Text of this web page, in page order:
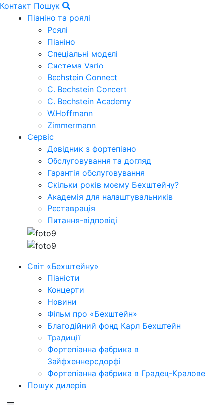
Контакт Пошук
Піаніно та роялі
Роялі
Піаніно
Спеціальні моделі
Система Vario
Bechstein Connect
C. Bechstein Concert
C. Bechstein Academy
W.Hoffmann
Zimmermann
Сервіс
Довідник з фортепіано
Обслуговування та догляд
Гарантія обслуговування
Скільки років моєму Бехштейну?
Академія для налаштувальників
Реставрація
Питання-відповіді
Світ «Бехштейну»
Піаністи
Концерти
Новини
Фільм про «Бехштейн»
Благодійний фонд Карл Бехштейн
Традиції
Фортепіанна фабрика в
Зайфхеннерсдорфi
Фортепіанна фабрика в Градец-Кралове
Пошук дилерів